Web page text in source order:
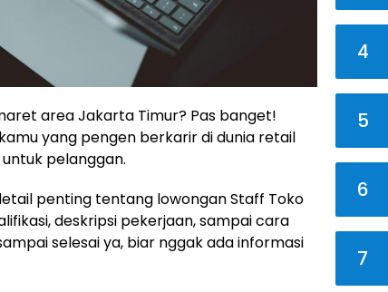
area Jakarta Timur? Pas banget!
yang pengen berkarir di dunia retail
pelanggan.
penting tentang lowongan Staff Toko
deskripsi pekerjaan, sampai cara
selesai ya, biar nggak ada informasi
4
5
6
7